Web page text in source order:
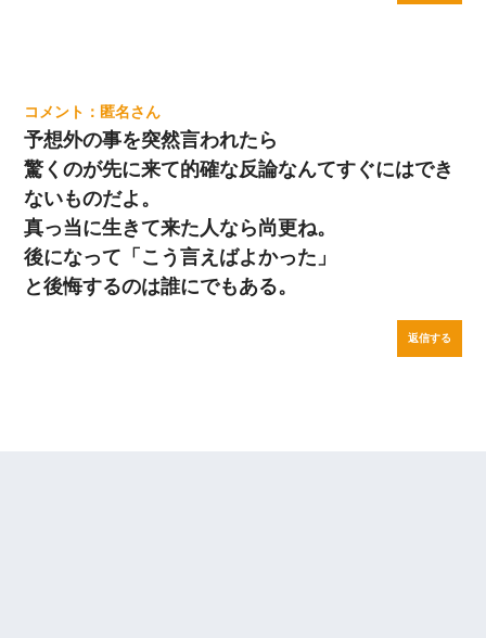
匿名
予想外の事を突然言われたら
驚くのが先に来て的確な反論なんてすぐにはでき
ないものだよ。
真っ当に生きて来た人なら尚更ね。
後になって「こう言えばよかった」
と後悔するのは誰にでもある。
返信する